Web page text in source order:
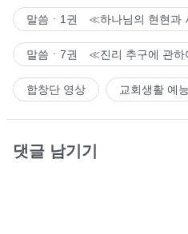
말씀ㆍ1권 ≪하나님의 현현과
말씀ㆍ7권 ≪진리 추구에 관하
합창단 영상 교회생활 예
댓글 남기기